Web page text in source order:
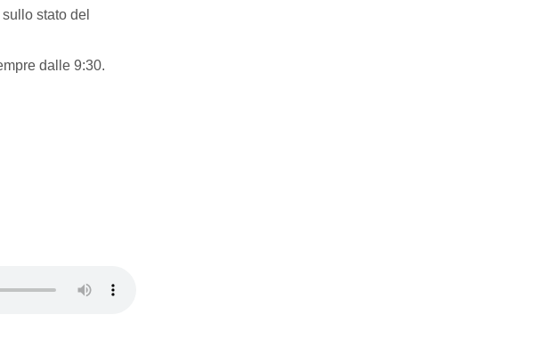
stato del
dalle 9:30.